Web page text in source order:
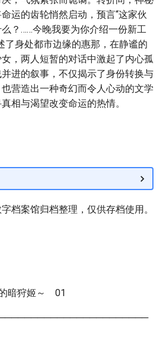
运的齿轮悄然启动，预言“这家伙
？……今晚我要为你介绍一份新工
了身处都市边缘的惠那，在静谧的
，两人短暂的对话中激起了内心孤
进的叙事，不仅揭示了身份转换与
营造出一种奇幻而令人心动的文学
相与渴望改变命运的热情。
档案馆归档整理，仅供存档使用。
暗狩姬～ 01